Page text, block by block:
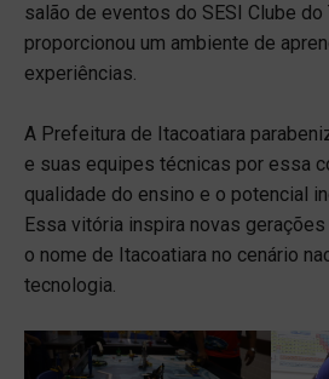
salão de eventos do SESI Clube do
proporcionou um ambiente de
experiências.
A Prefeitura de Itacoatiara
e suas equipes técnicas por essa
qualidade do ensino e o potencial
Essa vitória inspira novas
o nome de Itacoatiara no cenário
tecnologia.